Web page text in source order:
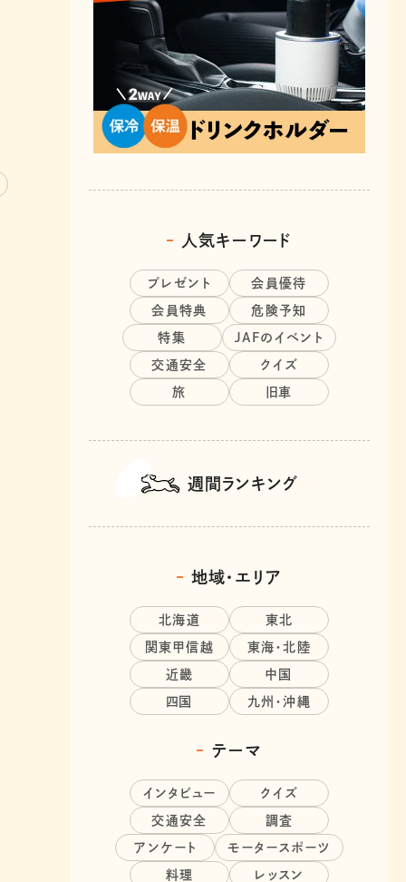
人気キーワード
プレゼント 会員優待
会員特典 危険予知
特集 JAFのイベント
交通安全 クイズ
旅 旧車
週間ランキング
地域・エリア
北海道 東北
関東甲信越 東海・北陸
近畿 中国
四国 九州・沖縄
テーマ
インタビュー クイズ
交通安全 調査
アンケート モータースポーツ
料理 レッスン